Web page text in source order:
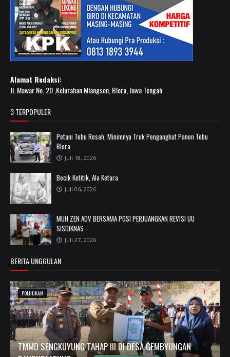
Alamat Redaksi:
Jl. Mawar No. 20 ,Kelurahan Mlangsen, Blora, Jawa Tengah
3 TERPOPULER
Petani Tebu Resah, Minimnya Truk Pengangkut Panen Tebu
Blora
Juli 18, 2026
Becik Ketitik, Ala Ketara
Juli 06, 2026
MUH ZEN ADV BERSAMA PGSI PERJUANGKAN REVISI UU
SISDIKNAS
Juli 27, 2026
BERITA UNGGULAN
POLHUKAM
TMMD SENGKUYUNG TAHAP III DI DESA GEMBYUNGAN